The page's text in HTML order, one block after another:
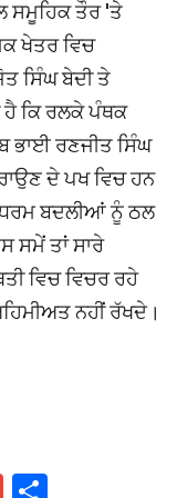
ਸਮੂਹਿਕ ਤੌਰ 'ਤੇ
ਖੇਤਰ ਵਿਚ
ਸਿੰਘ ਬੇਦੀ ਤੇ
ਹੈ ਕਿ ਰਲਕੇ ਪੰਥਕ
ਭਾਈ ਰਣਜੀਤ ਸਿੰਘ
ਦੇ ਪਖ ਵਿਚ ਹਨ
ਬਦਲੀਆਂ ਨੂੰ ਠਲ
ਸਮੇਂ ਤਾਂ ਸਾਰੇ
ਵਿਚ ਵਿਚਰ ਰਹੇ
ਨਹੀਂ ਰੱਖਦੇ।